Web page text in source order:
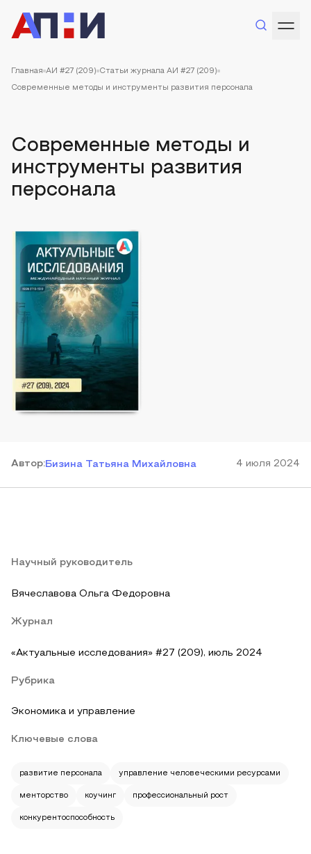
Главная АИ #27 (209) Статьи журнала АИ #27 (209)
Современные методы и инструменты развития персонала
Современные методы и
инструменты развития
персонала
Автор:Бизина Татьяна Михайловна 4 июля 2024
Научный руководитель
Вячеславова Ольга Федоровна
Журнал
«Актуальные исследования» #27 (209), июль 2024
Рубрика
Экономика и управление
Ключевые слова
развитие персонала управление человеческими ресурсами
менторство коучинг профессиональный рост
конкурентоспособность